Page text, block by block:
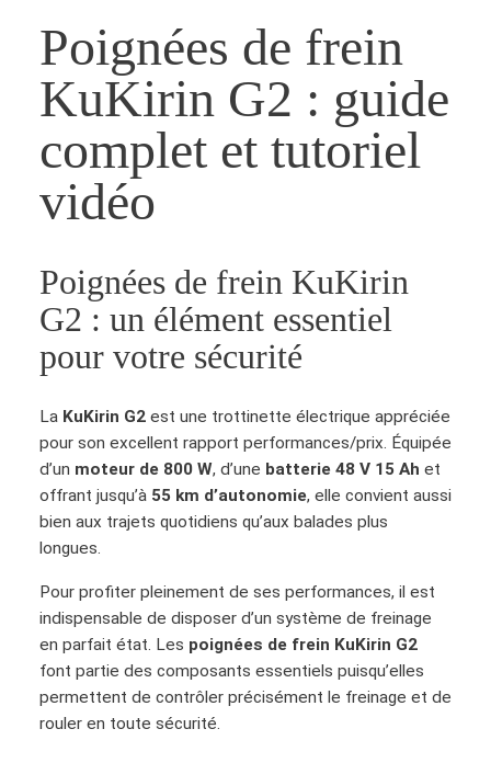
Poignées de frein
KuKirin G2 : guide
complet et tutoriel
vidéo
Poignées de frein KuKirin
G2 : un élément essentiel
pour votre sécurité
La KuKirin G2 est une trottinette électrique appréciée
pour son excellent rapport performances/prix. Équipée
d’un moteur de 800 W, d’une batterie 48 V 15 Ah et
offrant jusqu’à 55 km d’autonomie, elle convient aussi
bien aux trajets quotidiens qu’aux balades plus
longues.
Pour profiter pleinement de ses performances, il est
indispensable de disposer d’un système de freinage
en parfait état. Les poignées de frein KuKirin G2
font partie des composants essentiels puisqu’elles
permettent de contrôler précisément le freinage et de
rouler en toute sécurité.